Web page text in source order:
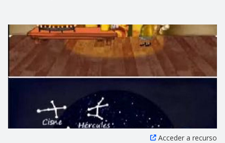
Acceder a recurso